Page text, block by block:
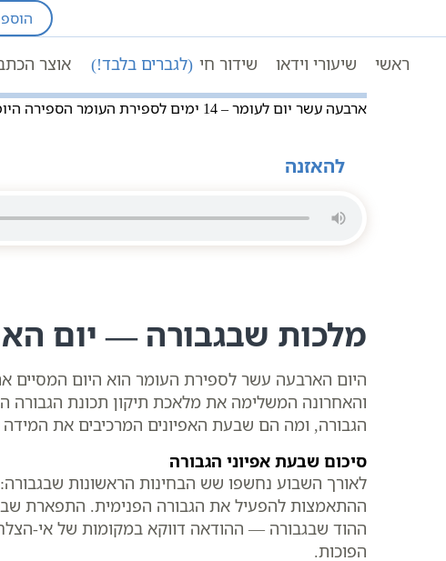
to
ראשי שיעורי וידאו שידור חי (לגברים בלבד!) אוצר
עמוד ראשי שיעורי וידאו
תיקון המידות בקבלה ובחסידות בספירת העומר
ארבעה עשר יום לעומר – 14 ימים לספירת העומר הספירה היומית
להאזנה
מלכות שבגבורה — יום
היום הארבעה עשר לספירת העומר הוא היום המסיים
והאחרונה המשלימה את מלאכת תיקון תכונת הגבורה
הגבורה, ומה הם שבעת האפיונים המרכיבים את המידה
סיכום שבעת אפיוני הגבורה
לאורך השבוע נחשפו שש הבחינות הראשונות
ההתאמצות להפעיל את הגבורה הפנימית. התפארת
ההוד שבגבורה — ההודאה דווקא במקומות של אי-
הפוכות.